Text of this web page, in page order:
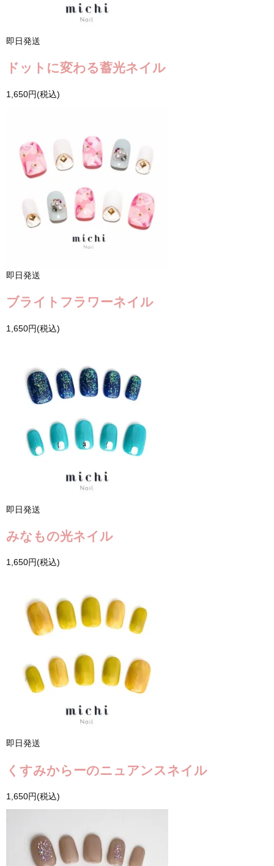
即日発送
ドットに変わる蓄光ネイル
1,650円(税込)
即日発送
ブライトフラワーネイル
1,650円(税込)
即日発送
みなもの光ネイル
1,650円(税込)
即日発送
くすみからーのニュアンスネイル
1,650円(税込)